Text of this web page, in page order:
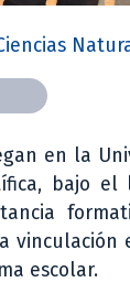
en la
bajo el
vinculación
escolar.